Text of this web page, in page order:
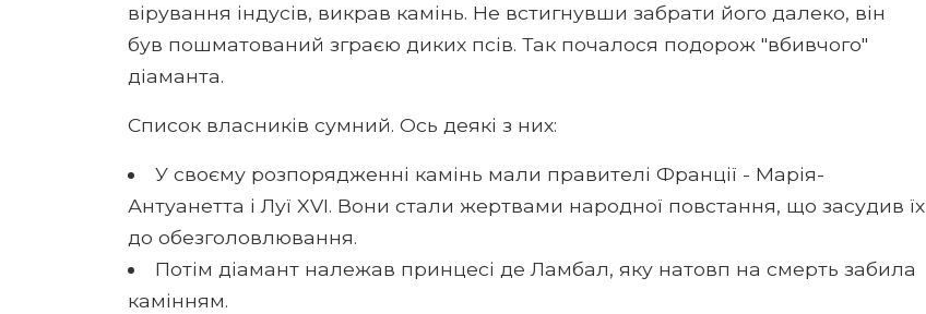
вірування індусів, викрав камінь. Не встигнувши забрати його далеко, він
був пошматований зграєю диких псів. Так почалося подорож "вбивчого"
діаманта.
Список власників сумний. Ось деякі з них:
У своєму розпорядженні камінь мали правителі Франції - Марія-
Антуанетта і Луї XVI. Вони стали жертвами народної повстання, що засудив їх
до обезголовлювання.
Потім діамант належав принцесі де Ламбал, яку натовп на смерть забила
камінням.